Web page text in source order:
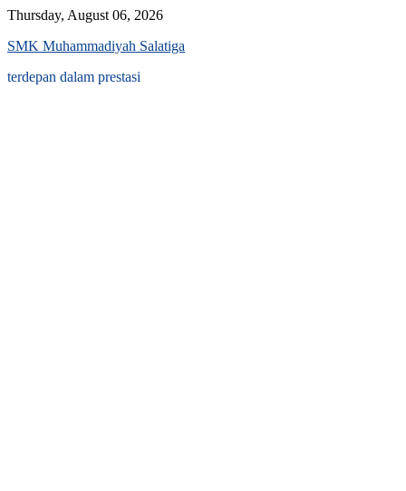
Skip
content
Thursday, August 06, 2026
SMK Muhammadiyah Salatiga
terdepan dalam prestasi